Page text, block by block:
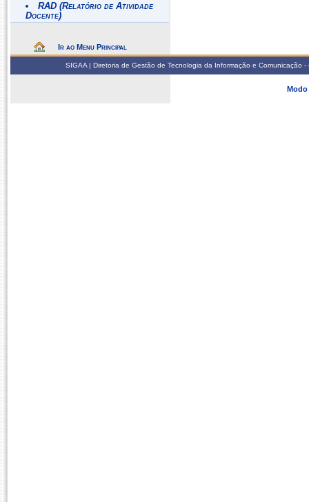
RAD (Relatório de Atividade
Docente)
Ir ao Menu Principal
SIGAA | Diretoria de Gestão de Tecnologia da Informação e
Modo